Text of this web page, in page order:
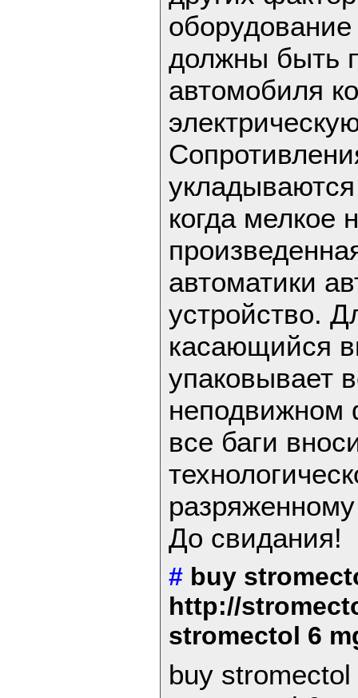
должны быть
автомобиля
когда мелкое
автоматики
устройство.
касающийся
упаковывает
неподвижном
все баги
До свидания!
# buy
http://
stromectol 6
buy